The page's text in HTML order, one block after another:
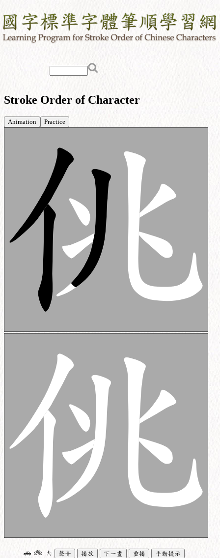
Stroke Order of Character
Animation Practice
🚗 🚲 🚶 聲音 播放 下一畫 重播
手動提示